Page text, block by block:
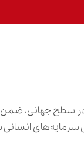
در سطح جهانی،
سرمایه‌های